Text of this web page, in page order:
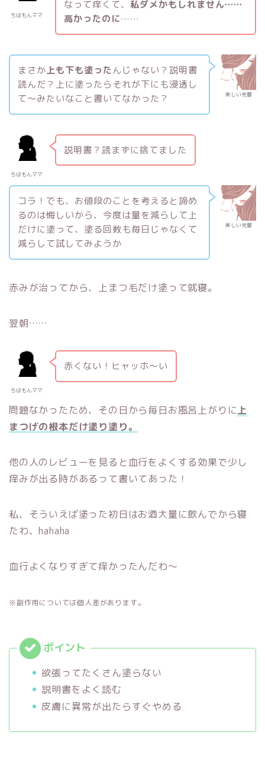
ちはもんママ
なって痒くて、 私ダメかもしれません……
高かったのに……
美しい先輩
まさか上も下も塗ったんじゃない？説明書
読んだ？上に塗ったらそれが下にも浸透し
て〜みたいなこと書いてなかった？
ちはもんママ
説明書？読まずに捨てました
美しい先輩
コラ！でも、お値段のことを考えると諦め
るのは悔しいから、今度は量を減らして上
だけに塗って、塗る回数も毎日じゃなくて
減らして試してみようか
赤みが治ってから、上まつ毛だけ塗って就寝。
翌朝……
ちはもんママ
赤くない！ヒャッホ〜い
問題なかったため、その日から毎日お風呂上がりに上
まつげの根本だけ塗り塗り。
他の人のレビューを見ると血行をよくする効果で少し
痒みが出る時があるって書いてあった！
私、そういえば塗った初日はお酒大量に飲んでから寝
たわ、hahaha
血行よくなりすぎて痒かったんだわ〜
※副作用については個人差があります。
欲張ってたくさん塗らない
説明書をよく読む
皮膚に異常が出たらすぐやめる